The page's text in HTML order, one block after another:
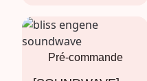
Pré-commande